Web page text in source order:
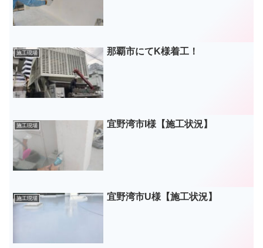
施工現場 那覇市にてK様着工！
施工現場 宜野湾市I様【施工状況】
施工現場 宜野湾市U様【施工状況】